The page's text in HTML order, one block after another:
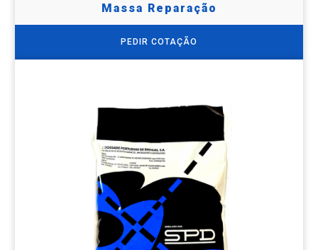
Massa Reparação
PEDIR COTAÇÃO